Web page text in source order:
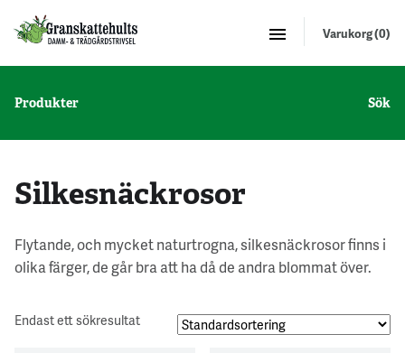
Varukorg (0)
Produkter Sök
Silkesnäckrosor
Flytande, och mycket naturtrogna, silkesnäckrosor finns i
olika färger, de går bra att ha då de andra blommat över.
Endast ett sökresultat